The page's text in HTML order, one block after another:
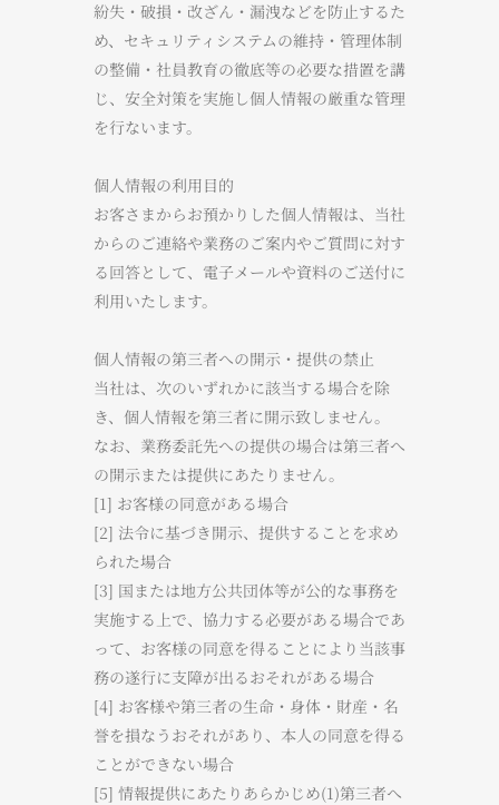
紛失・破損・改ざん・漏洩などを防止するた
め、セキュリティシステムの維持・管理体制
の整備・社員教育の徹底等の必要な措置を講
じ、安全対策を実施し個人情報の厳重な管理
を行ないます。
個人情報の利用目的
​お客さまからお預かりした個人情報は、当社
からのご連絡や業務のご案内やご質問に対す
る回答として、電子メールや資料のご送付に
利用いたします。
個人情報の第三者への開示・提供の禁止
当社は、次のいずれかに該当する場合を除
き、個人情報を第三者に開示致しません。
なお、業務委託先への提供の場合は第三者へ
の開示または提供にあたりません。
[1] お客様の同意がある場合
[2] 法令に基づき開示、提供することを求め
られた場合
[3] 国または地方公共団体等が公的な事務を
実施する上で、協力する必要がある場合であ
って、お客様の同意を得ることにより当該事
務の遂行に支障が出るおそれがある場合
[4] お客様や第三者の生命・身体・財産・名
誉を損なうおそれがあり、本人の同意を得る
ことができない場合
[5] 情報提供にあたりあらかじめ(1)第三者へ